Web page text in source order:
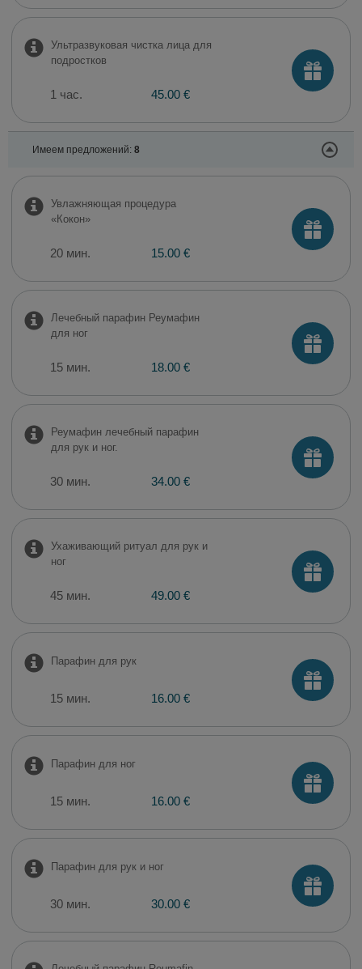
Ультразвуковая чистка лица для
подростков
1 час. 45.00 €
Имеем предложений: 8
Увлажняющая процедура
«Кокон»
20 мин. 15.00 €
Лечебный парафин Реумафин
для ног
15 мин. 18.00 €
Реумафин лечебный парафин
для рук и ног.
30 мин. 34.00 €
Ухаживающий ритуал для рук и
ног
45 мин. 49.00 €
Парафин для рук
15 мин. 16.00 €
Парафин для ног
15 мин. 16.00 €
Парафин для рук и ног
30 мин. 30.00 €